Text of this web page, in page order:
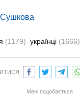
(1179) українці (1666)
Мені подобається